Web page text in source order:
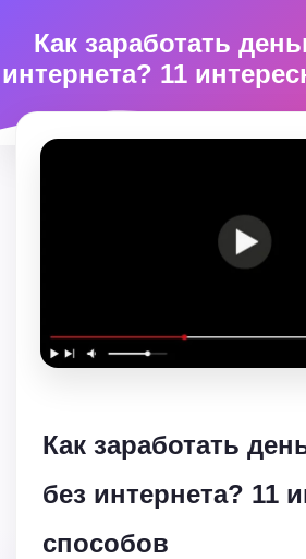
Как заработать
интернета? 11
Как заработать
без интернета? 11
способов